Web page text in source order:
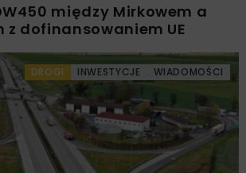
między Mirkowem a
z dofinansowaniem UE
DROGI INWESTYCJE WIADOMOŚCI